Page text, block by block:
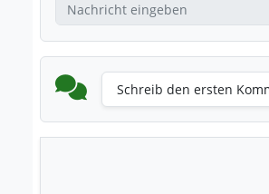
Schreib den ersten